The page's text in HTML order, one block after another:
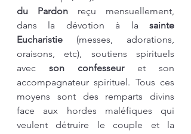
du Pardon reçu mensuellement,
dans la dévotion à la sainte
Eucharistie (messes, adorations,
oraisons, etc), soutiens spirituels
avec son confesseur et son
accompagnateur spirituel. Tous ces
moyens sont des remparts divins
face aux hordes maléfiques qui
veulent détruire le couple et la